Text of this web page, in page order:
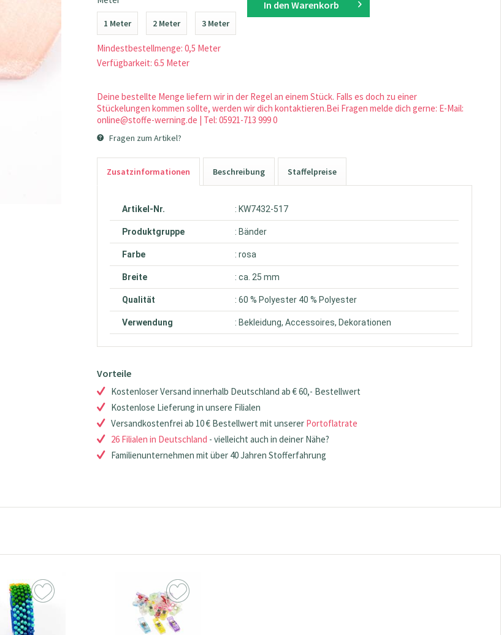
1 Meter 2 Meter 3 Meter
Mindestbestellmenge: 0,5 Meter
Verfügbarkeit: 6.5 Meter
In den Warenkorb
Deine bestellte Menge liefern wir in der Regel an einem Stück. Falls es doch zu einer
Stückelungen kommen sollte, werden wir dich kontaktieren.Bei Fragen melde dich gerne: E-Mail:
online@stoffe-werning.de | Tel: 05921-713 999 0
Fragen zum Artikel?
Zusatzinformationen Beschreibung Staffelpreise
Artikel-Nr. : KW7432-517
Produktgruppe : Bänder
Farbe : rosa
Breite : ca. 25 mm
Qualität : 60 % Polyester 40 % Polyester
Verwendung : Bekleidung, Accessoires, Dekorationen
Vorteile
Kostenloser Versand innerhalb Deutschland ab € 60,- Bestellwert
Kostenlose Lieferung in unsere Filialen
Versandkostenfrei ab 10 € Bestellwert mit unserer Portoflatrate
26 Filialen in Deutschland - vielleicht auch in deiner Nähe?
Familienunternehmen mit über 40 Jahren Stofferfahrung